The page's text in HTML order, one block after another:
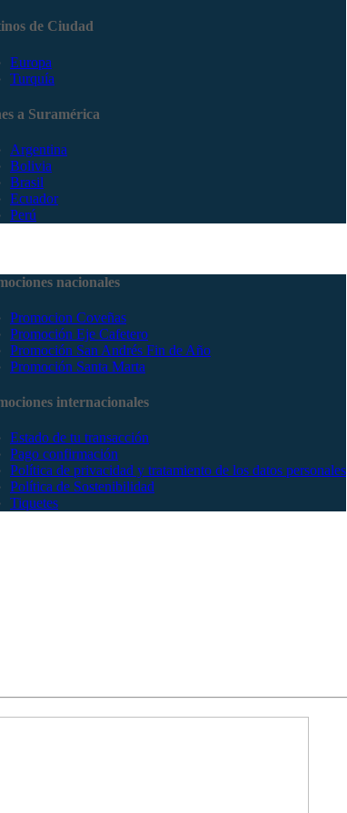
de Ciudad
Europa
Turquía
a Suramérica
Argentina
Bolivia
Brasil
Ecuador
Perú
nacionales
Promocion Coveñas
Promoción Eje Cafetero
Promoción San Andrés Fin de Año
Promoción Santa Marta
internacionales
Estado de tu transacción
Pago confirmación
Política de privacidad y tratamiento de los datos personales
Política de Sostenibilidad
Tiquetes